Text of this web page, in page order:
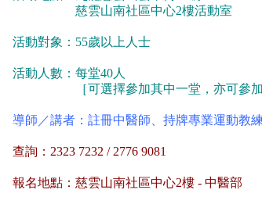
慈雲山南社區中心2樓活動室
活動對象 ：55歲以上人士
活動人數：每堂40人
［可選擇參加其中一堂，亦可參加
導師／講者：註冊中醫師、持牌專業運動教
查詢：2323 7232 / 2776 9081
報名地點：慈雲山南社區中心2樓 - 中醫部